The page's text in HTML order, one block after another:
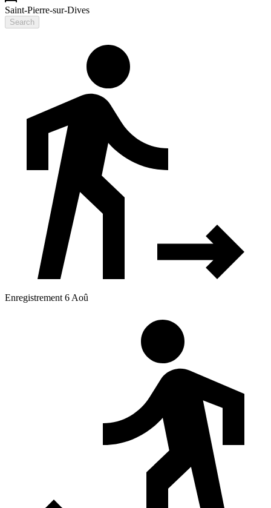
Saint-Pierre-sur-Dives
Search
Enregistrement 6 Aoû